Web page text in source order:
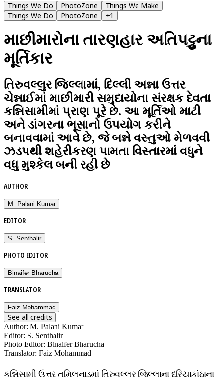
Things We Do
PhotoZone
Things We Make
Things We Do
PhotoZone +1
માછીમારોના તારણહાર અતિપટ્ટુના
મૂર્તિકાર
તિરુવલ્લુર જિલ્લામાં, દિલ્લી અન્ના ઉત્તર
ચેન્નાઈમાં માછીમારી સમુદાયોના સંરક્ષક દેવતા
કન્નિસામીમાં પ્રાણ પૂરે છે. આ મૂર્તિઓ માટી
અને ડાંગરના ભૂસાનો ઉપયોગ કરીને
બનાવવામાં આવે છે, જે બન્ને વસ્તુઓ મેળવવી
ઝડપથી શહેરીકરણ પામતા વિસ્તારમાં વધુને
વધુ મુશ્કેલ બની રહી છે
AUTHOR
M. Palani Kumar
EDITOR
S. Senthalir
PHOTO EDITOR
Binaifer Bharucha
TRANSLATOR
Faiz Mohammad
See all credits
Author: M. Palani Kumar
Editor: S. Senthalir
Photo Editor: Binaifer Bharucha
Translator: Faiz Mohammad
કન્નિસામી ઉત્તર તમિલનાડુમાં તિરુવલ્લુર જિલ્લાના દરિયાકાંઠાના